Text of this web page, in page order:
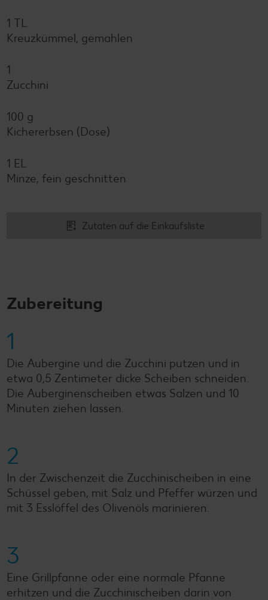
1 TL
Kreuzkümmel, gemahlen
1
Zucchini
100 g
Kichererbsen (Dose)
1 EL
Minze, fein geschnitten
Zutaten auf die Einkaufsliste
Zubereitung
1
Die Aubergine und die Zucchini putzen und in
etwa 0,5 Zentimeter dicke Scheiben schneiden.
Die Auberginenscheiben etwas Salzen und 10
Minuten ziehen lassen.
2
In der Zwischenzeit die Zucchinischeiben in eine
Schüssel geben, mit Salz und Pfeffer würzen und
mit 3 Esslöffel des Olivenöls marinieren.
3
Eine Grillpfanne oder eine normale Pfanne
erhitzen und die Zucchinischeiben darin von